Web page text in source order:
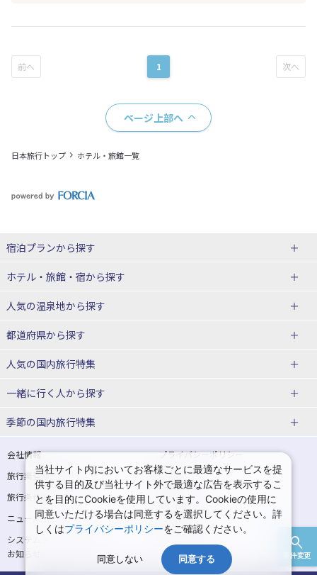
条件変更
1
ページ上部へ
日本旅行トップ ホテル・旅館一覧
宿泊プランから探す
北海道
東北
青森県
宮城県
山形県
関東
埼玉県 千葉県
茨城県 栃木県
北陸
ホテル・旅館・宿から探す
北海道ホテル・旅館
青森県ホテル・旅館
宮城県ホテル・旅館
山形県ホテル・旅館
東京都ホテル・旅館 神奈川県ホテル・旅館
埼玉県ホテル・旅館 千葉県ホテル・旅館
茨城県ホテル・旅館 栃木県ホテル・旅館
群馬県ホテル・旅館
人気の温泉地から探す
北海道
湯の川温泉(北海道)
十勝川温泉(北海道)
洞爺湖温泉(北海道)
層雲峡温泉(北海道)
東北
花巻温泉(岩手) 蔵王温泉(山形)
かみのやま温泉(山形) 鳴子温泉(宮城)
秋保温泉(宮城) 飯坂温泉(福島)
都道府県から探す
北海道旅行・ツアー
東北
青森旅行・ツアー 岩手旅行・ツアー
宮城旅行・ツアー 秋田旅行・ツアー
山形旅行・ツアー 福島旅行・ツアー
東京旅行・ツアー 神奈川旅行・ツアー
人気の国内旅行特集
東京ディズニーリゾート®への旅
ユニバーサル・スタジオ・ジャパ
一緒に行く人から探す
一人旅 国内版
カップル・夫婦旅行 国内版 女子旅 国内版
卒業旅行・学生旅行 国内版
季節の国内旅行特集
桜・お花見特集
ゴールデンウィーク（GW）の国内
旅行
夏休み・お盆の国内旅行 7月の国内旅行
8月の国内旅行 9月の国内旅行
10月の国内旅行 11月の国内旅行
会社情報
プライバシーポリシー
旅行業登録票・約款
規約集
旅行条件書
商標について
ニュースリリース
採用情報
システムメンテナンスの
お知らせ
当社サイト内においてお客様ごとに最適なサービスを提
供する目的及び当社サイト外で最適な広告を表示するこ
とを目的にCookieを使用しています。Cookieの使用に
同意いただける場合は同意するを選択してください。詳
しくはプライバシーポリシーをご確認ください。
同意しない 同意する